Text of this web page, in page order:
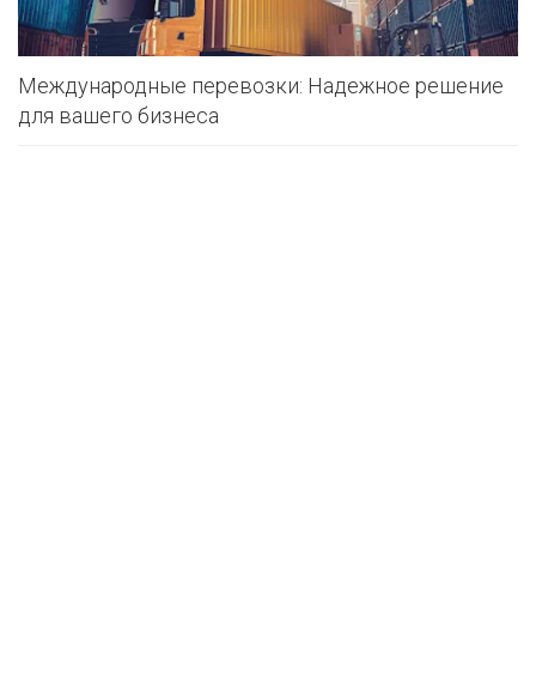
Международные перевозки: Надежное решение
для вашего бизнеса